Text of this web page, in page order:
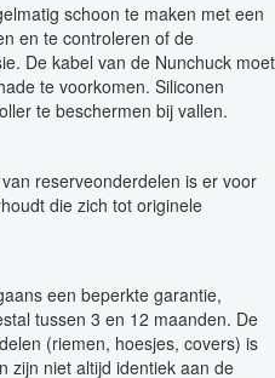
schoon te maken met een
en te controleren of de
De kabel van de Nunchuck moet
te voorkomen. Siliconen
te beschermen bij vallen.
reserveonderdelen is er voor
die zich tot originele
een beperkte garantie,
tussen 3 en 12 maanden. De
(riemen, hoesjes, covers) is
zijn niet altijd identiek aan de